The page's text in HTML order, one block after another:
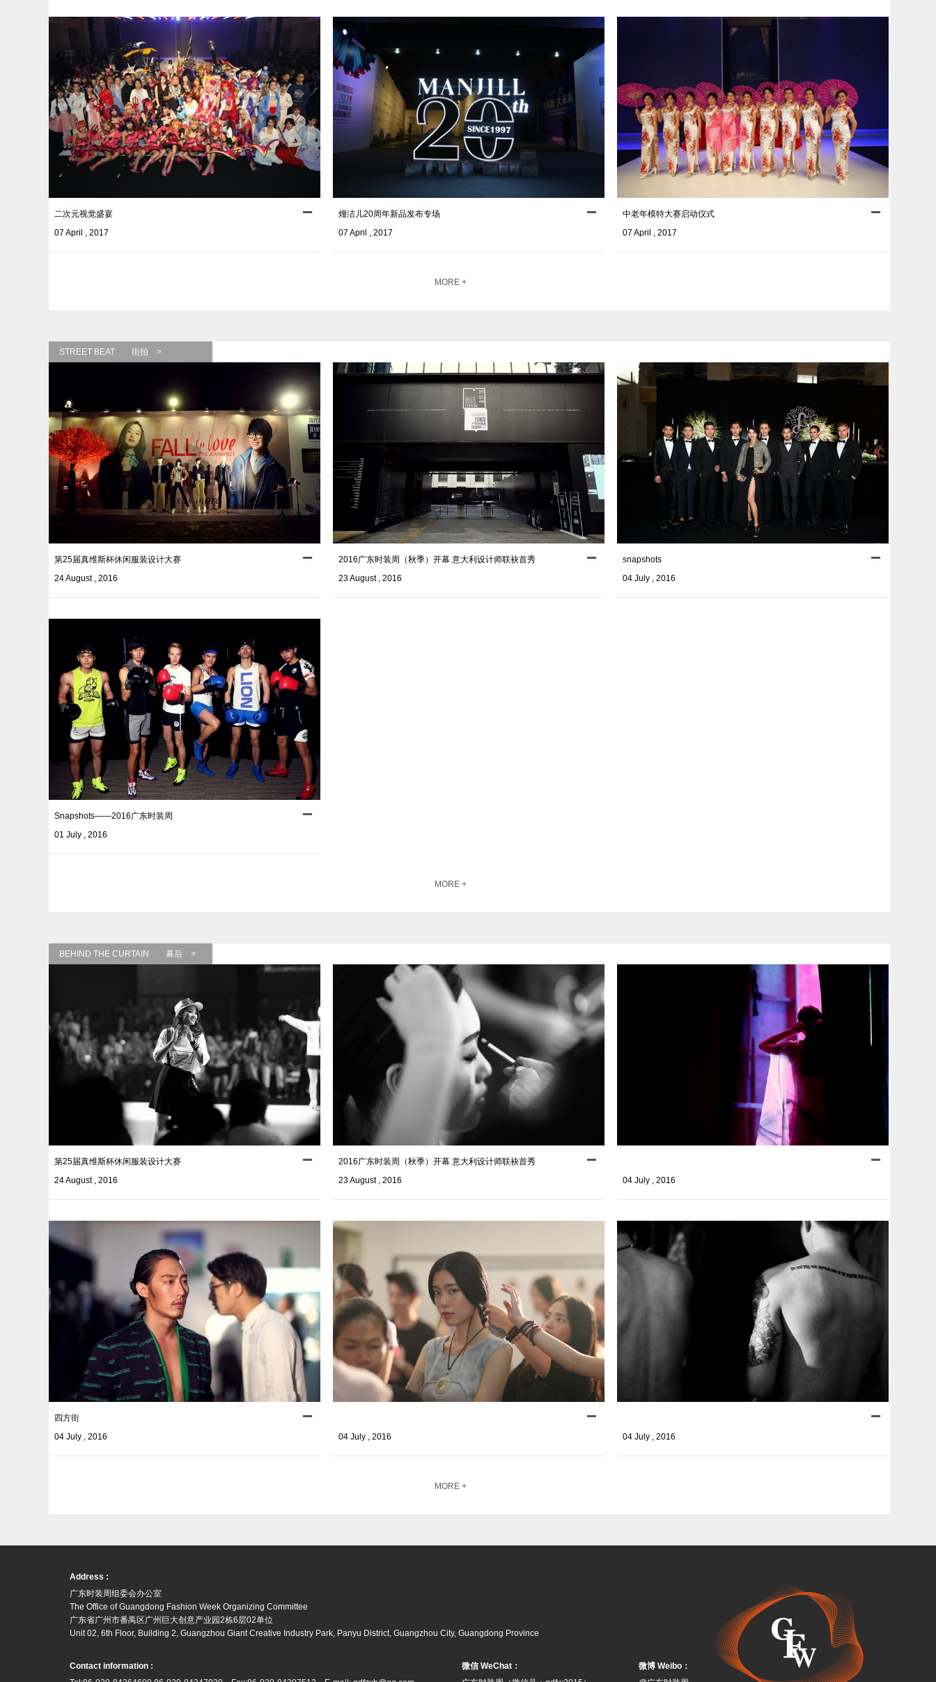
二次元视觉盛宴
07 April , 2017
熳洁儿20周年新品发布专场
07 April , 2017
中老年模特大赛启动仪式
07 April , 2017
MORE +
STREET BEAT 街拍 >
第25届真维斯杯休闲服装设计大赛
24 August , 2016
2016广东时装周（秋季）开幕 意大利设计师联袂首秀
23 August , 2016
snapshots
04 July , 2016
Snapshots——2016广东时装周
01 July , 2016
MORE +
BEHIND THE CURTAIN 幕后 >
第25届真维斯杯休闲服装设计大赛
24 August , 2016
2016广东时装周（秋季）开幕 意大利设计师联袂首秀
23 August , 2016
04 July , 2016
四方街
04 July , 2016
04 July , 2016 04 July , 2016
MORE +
Address :
广东时装周组委会办公室
The Office of Guangdong Fashion Week Organizing Committee
广东省广州市番禺区广州巨大创意产业园2栋6层02单位
Unit 02, 6th Floor, Building 2, Guangzhou Giant Creative Industry Park, Panyu District, Guangzhou City, Guangdong Province
Contact information :
微信 WeChat：
微博 Weibo：